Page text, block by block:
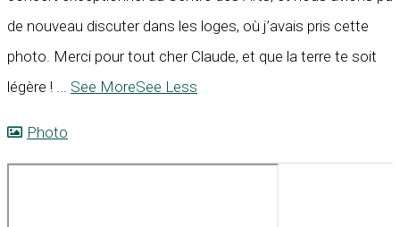
de nouveau discuter dans les loges, où j’avais pris cette
photo. Merci pour tout cher Claude, et que la terre te soit
légère !
See MoreSee Less
Photo